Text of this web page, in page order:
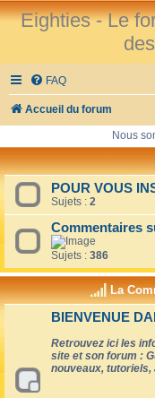
Eighties - Le
FAQ
Accueil du forum
Nous
POUR VOUS
Sujets : 2
Commentaires
Sujets : 386
La
BIENVENUE
Retrouvez ici les
site et son forum :
nouveaux,